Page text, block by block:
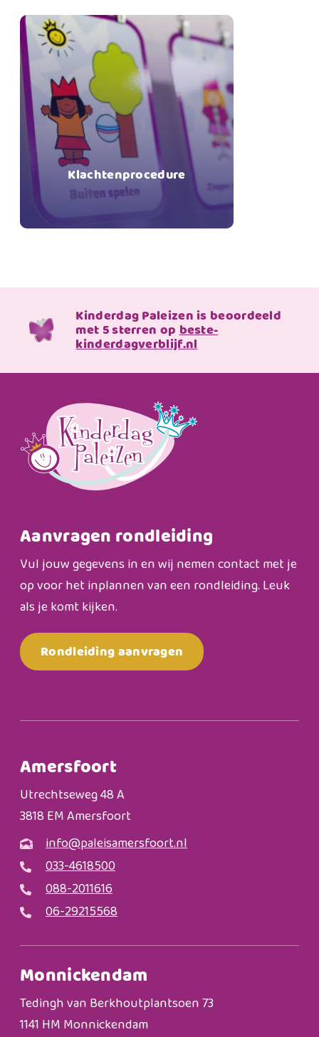
In geval van scheiding horen wij graag wie het
kind komt ophalen en brengen.
Alle Paleizen maken gebruik van een
achterwachtregeling wanneer er één leidster in
het pand is. Op iedere locatie hangt de
achterwachtregeling in de hal.
Klachtenprocedure
Kinderdag Paleizen is beoordeeld
met 5 sterren opbeste-
kinderdagverblijf.nl
Aanvragen rondleiding
Vul jouw gegevens in en wij nemen contact met je
op voor het inplannen van een rondleiding. Leuk
als je komt kijken.
Rondleiding aanvragen
Amersfoort
Utrechtseweg 48 A
3818 EM Amersfoort
info@paleisamersfoort.nl
033-4618500
088-2011616
06-29215568
Monnickendam
Tedingh van Berkhoutplantsoen 73
1141 HM Monnickendam